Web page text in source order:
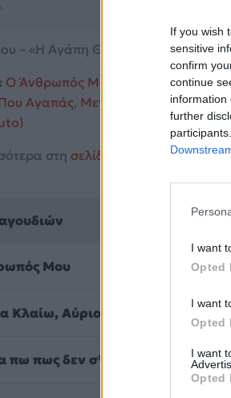
If you wish
sensitive
confirm
continue
information
further
I want
Opted
I want
Opted
I want
Opted
– «Η Αγάπη Θα Σε Βρει Όπου Και
Ο Άνθρωπός Μου Σήμερα Κλαίω,
Αγαπάς, Μεγάλωσα Έφυγα,
στη σελίδα στο Mad.gr.
Μου
Κλαίω, Αύριο Γελώ (De Ushuaia
πω πως δεν σ’ αγάπησα